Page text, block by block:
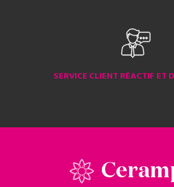
SERVICE CLIENT RÉACTIF ET